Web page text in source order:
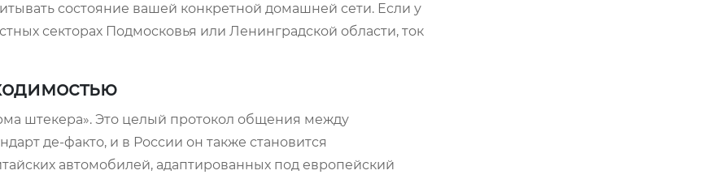
состояние вашей конкретной домашней сети. Если у
секторах Подмосковья или Ленинградской области, ток
штекера». Это целый протокол общения между
де-факто, и в России он также становится
автомобилей, адаптированных под европейский